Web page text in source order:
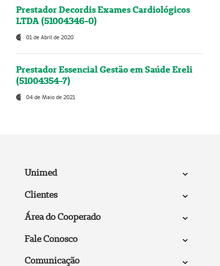
Prestador Decordis Exames Cardiológicos
LTDA (51004346-0)
01 de Abril de 2020
Prestador Essencial Gestão em Saúde Ereli
(51004354-7)
04 de Maio de 2021
Unimed
Clientes
Área do Cooperado
Fale Conosco
Comunicação